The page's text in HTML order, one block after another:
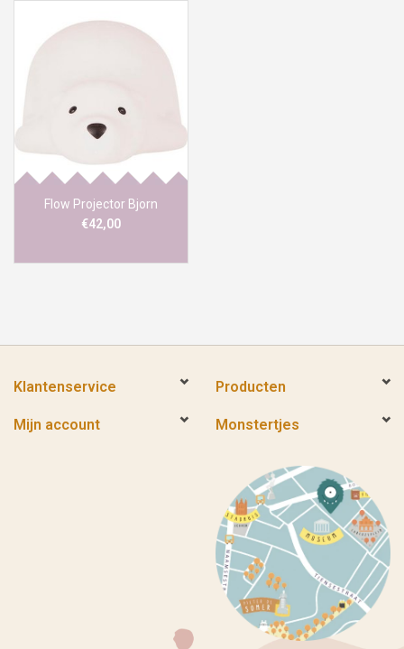
Flow Projector Bjorn
€42,00
Klantenservice Producten
Mijn account Monstertjes